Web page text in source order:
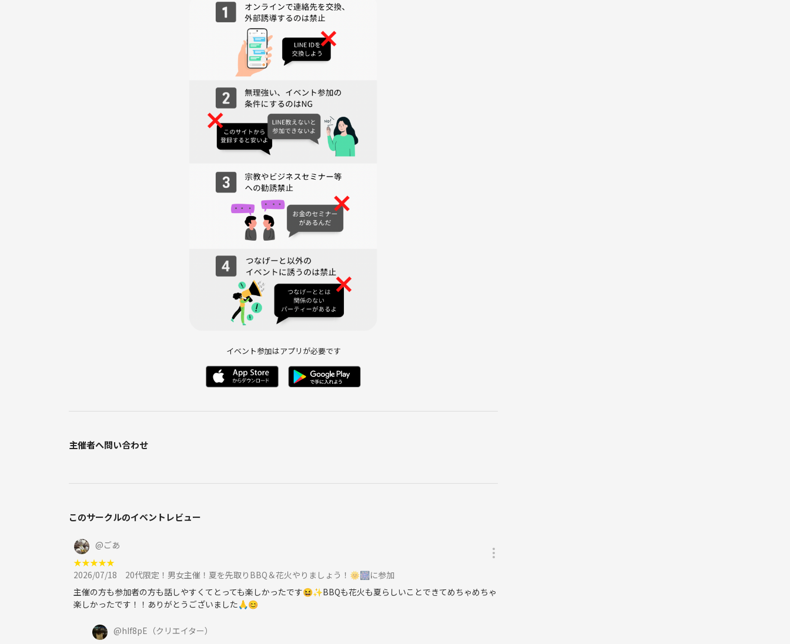
美容・読書・カフェ巡りが好きで、新しいことに挑戦するのが好きです✨
「一人だと始めにくいことも、みんなとなら気軽に挑戦できる」
そんな場を作りたくてGRANDIRを運営しています☺️
イベント参加はアプリが必要です
主催者へ問い合わせ
このサークルのイベントレビュー
@ごあ
★★★★★
2026/07/18
20代限定！男女主催！夏を先取りBBQ＆花火やりましょう！🌞🎆に参加
主催の方も参加者の方も話しやすくてとっても楽しかったです😆✨️BBQも花火も夏らしいことできてめちゃめちゃ
楽しかったです！！ありがとうございました🙏😊
@hIf8pE （クリエイター）